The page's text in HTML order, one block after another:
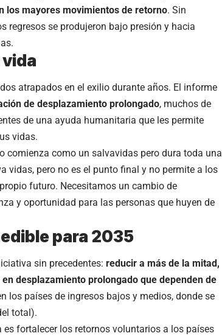
los mayores movimientos de retorno. Sin
regresos se produjeron bajo presión y hacia
vida
atrapados en el exilio durante años. El informe
de desplazamiento prolongado, muchos de
de una ayuda humanitaria que les permite
vidas.
comienza como un salvavidas pero dura toda una
vidas, pero no es el punto final y no permite a los
futuro. Necesitamos un cambio de
y oportunidad para las personas que huyen de
para 2035
sin precedentes: reducir a más de la mitad,
desplazamiento prolongado que dependen de
los países de ingresos bajos y medios, donde se
total).
fortalecer los retornos voluntarios a los países